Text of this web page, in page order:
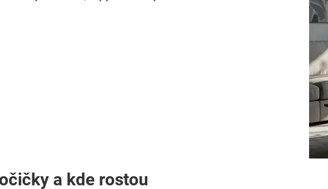
a kde rostou